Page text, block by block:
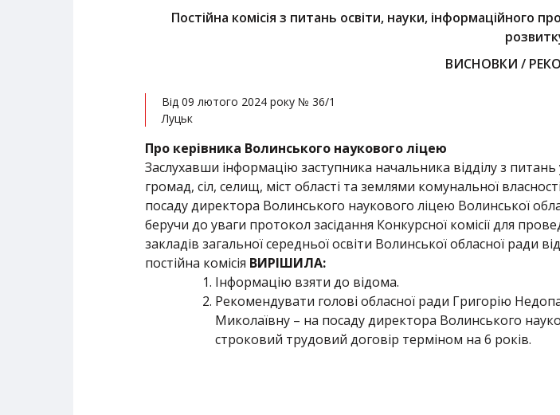
Постійна комісія з питань освіти, науки, інформаційного
ВИСНОВКИ /
Від 09 лютого 2024 року № 36/1
Луцьк
Про керівника Волинського наукового ліцею
Заслухавши інформацію заступника начальника відділу з питань
громад, сіл, селищ, міст області та землями комунальної
посаду директора Волинського наукового ліцею Волинської
беручи до уваги протокол засідання Конкурсної комісії для
закладів загальної середньої освіти Волинської обласної ради
постійна комісія ВИРІШИЛА:
Інформацію взяти до відома.
Рекомендувати голові обласної ради Григорію
Миколаївну – на посаду директора Волинського
строковий трудовий договір терміном на 6 років.